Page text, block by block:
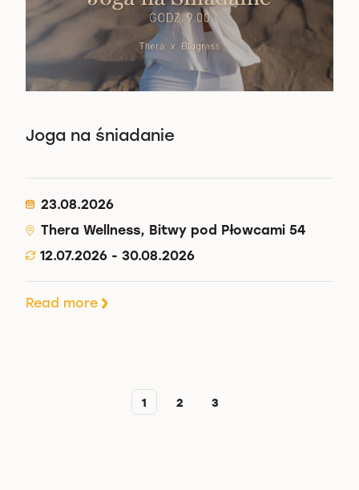
Joga na śniadanie
23.08.2026
Thera Wellness, Bitwy pod Płowcami 54
12.07.2026 - 30.08.2026
Read more
1 2 3